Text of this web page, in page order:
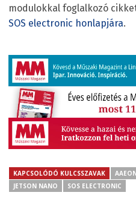
modulokkal foglalkozó
SOS electronic honlapjára.
KAPCSOLÓDÓ KULCSSZAVAK
JETSON NANO
SOS ELECTRONIC